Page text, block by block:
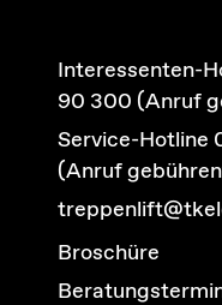
Interessenten-
90 300 (Anruf
Service-Hotline
(Anruf
Broschüre